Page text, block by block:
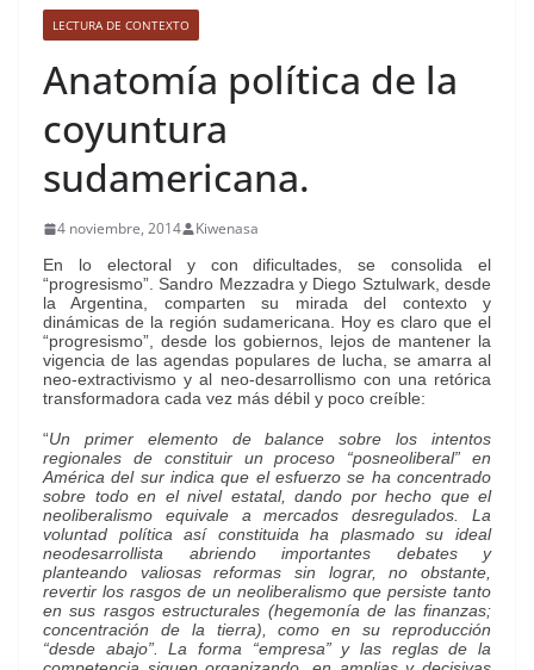
LECTURA DE CONTEXTO
Anatomía política de la
coyuntura
sudamericana.
4 noviembre, 2014 Kiwenasa
En lo electoral y con dificultades, se consolida el
“progresismo”. Sandro Mezzadra y Diego Sztulwark, desde
la Argentina, comparten su mirada del contexto y
dinámicas de la región sudamericana. Hoy es claro que el
“progresismo”, desde los gobiernos, lejos de mantener la
vigencia de las agendas populares de lucha, se amarra al
neo-extractivismo y al neo-desarrollismo con una retórica
transformadora cada vez más débil y poco creíble:
“Un primer elemento de balance sobre los intentos
regionales de constituir un proceso “posneoliberal” en
América del sur indica que el esfuerzo se ha concentrado
sobre todo en el nivel estatal, dando por hecho que el
neoliberalismo equivale a mercados desregulados. La
voluntad política así constituida ha plasmado su ideal
neodesarrollista abriendo importantes debates y
planteando valiosas reformas sin lograr, no obstante,
revertir los rasgos de un neoliberalismo que persiste tanto
en sus rasgos estructurales (hegemonía de las finanzas;
concentración de la tierra), como en su reproducción
“desde abajo”. La forma “empresa” y las reglas de la